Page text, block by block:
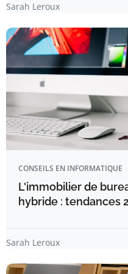
Sarah Leroux
CONSEILS EN INFORMATIQUE
L'immobilier de
hybride : tendances
Sarah Leroux